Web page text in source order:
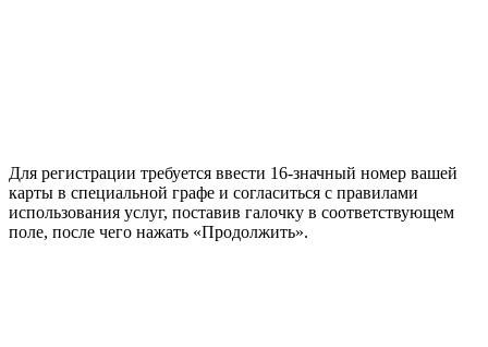
Для регистрации требуется ввести 16-значный номер вашей
карты в специальной графе и согласиться с правилами
использования услуг, поставив галочку в соответствующем
поле, после чего нажать «Продолжить».